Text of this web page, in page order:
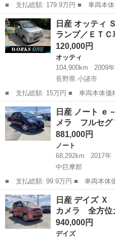
■ 支払総額: 179.9万円 ■ 車両本体価格： 1,626,000 円 ■ メーカ
ー名： 日産 ■ 車種名： セレナ
ター Ｖセレクション 両側電動ス
囲カメラ...
山梨 甲斐市 セレナ
日産 オッティ
ランプ／ＥＴ
120,000円
オッティ
104,900km
2009年
長野県 小諸市
■ 支払総額: 15万円 ■ 車両本体価格： 120,000 円 ■ メーカー
名： 日産 ■ 車種名： オッティ
付／ＨＩＤヘッドランプ／ＥＴＣ車
Ｍラジオチューナ...
長野 小諸市 オッティ
日産 ノート
メラ フルセ
881,000円
ノート
68,292km
2017年
中巨摩郡
■ 支払総額: 99.9万円 ■ 車両本体価格： 881,000 円 ■ メーカー
名： 日産 ■ 車種名： ノート ■
Ｘ ナビ バックカメラ フルセグ
ＥＴＣ プッシ...
山梨 中巨摩郡 ノート
日産 デイズ
カメラ 全方
940,000円
デイズ